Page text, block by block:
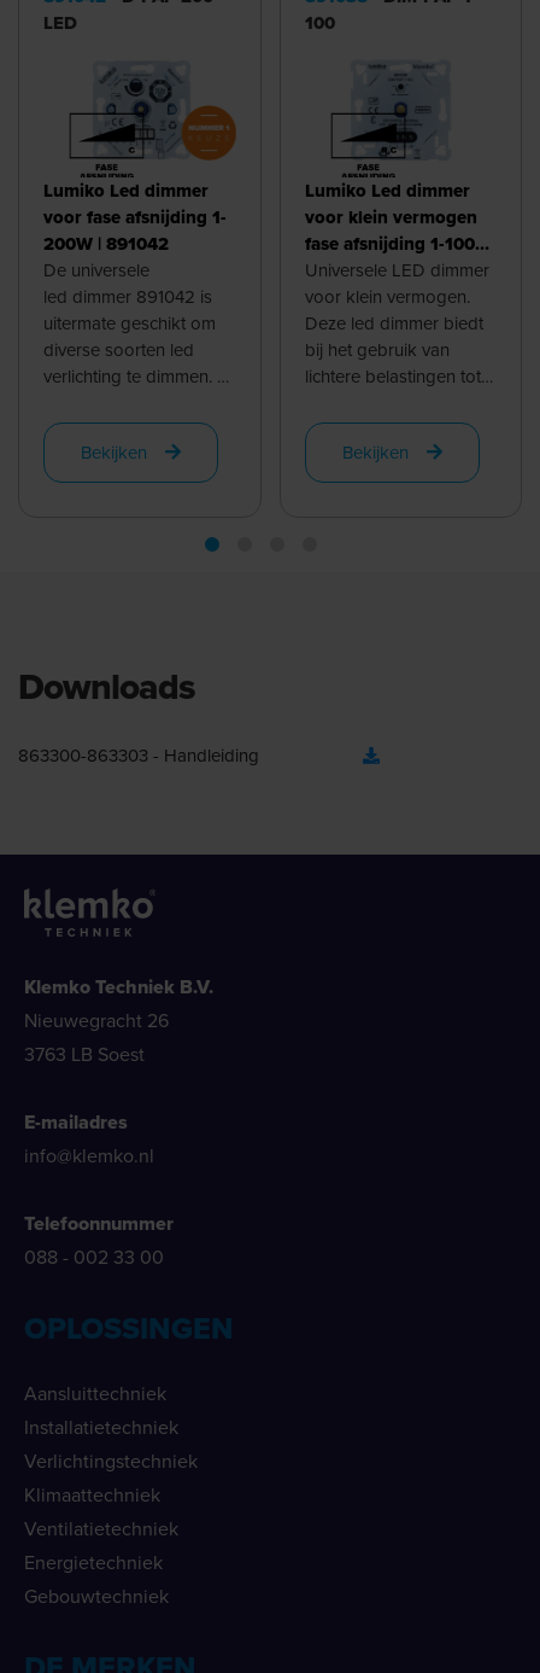
LED
Lumiko Led dimmer
voor fase afsnijding 1-
200W | 891042
De universele
led dimmer 891042 is
uitermate geschikt om
diverse soorten led
verlichting te dimmen. Of
professionele verlichting
met een led ...
Bekijken
100
Lumiko Led dimmer
voor klein vermogen
fase afsnijding 1-100W
| 891038
Universele LED dimmer
voor klein vermogen.
Deze led dimmer biedt
bij het gebruik van
lichtere belastingen tot
aantal lichtbronnen of
drivers ...Bekijken
Downloads
863300-863303 - Handleiding
Klemko Techniek B.V.
Nieuwegracht 26
3763 LB Soest
E-mailadres
info@klemko.nl
Telefoonnummer
088 - 002 33 00
OPLOSSINGEN
Aansluittechniek
Installatietechniek
Verlichtingstechniek
Klimaattechniek
Ventilatietechniek
Energietechniek
Gebouwtechniek